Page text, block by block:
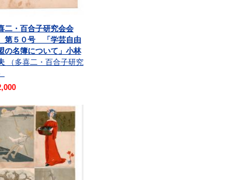
二・百合子研究会会
５０号 「学芸自由
の名簿について」小林
（多喜二・百合子研究